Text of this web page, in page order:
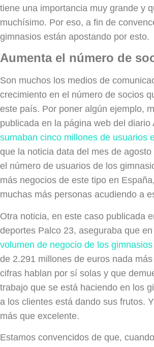
tiene una importancia muy grande y
muchísimo. Por eso, a fin de
gimnasios están apostando por esto.
Aumenta el número de
Son muchos los medios de
crecimiento en el número de socios
este país. Por poner algún ejemplo,
publicada en la página web del
sumaban cinco millones de usuarios
que la noticia data del mes de
el número de usuarios de los
más negocios de este tipo en
muchas más personas acudiendo a
Otra noticia, en este caso publicada
deportes Palco 23, aseguraba que
volumen de negocio de los gimnasios
de 2.291 millones de euros nada
cifras hablan por sí solas y que
trabajo que se está haciendo en los
a los clientes está dando sus frutos.
más que excelente.
Estamos convencidos de que,